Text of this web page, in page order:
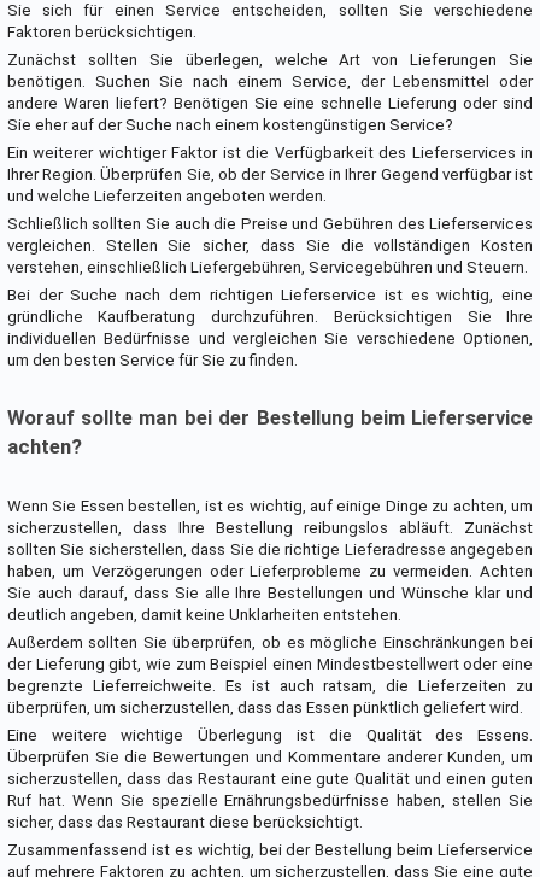
Sie sich für einen Service entscheiden, sollten Sie verschiedene
Faktoren berücksichtigen.
Zunächst sollten Sie überlegen, welche Art von Lieferungen Sie
benötigen. Suchen Sie nach einem Service, der Lebensmittel oder
andere Waren liefert? Benötigen Sie eine schnelle Lieferung oder sind
Sie eher auf der Suche nach einem kostengünstigen Service?
Ein weiterer wichtiger Faktor ist die Verfügbarkeit des Lieferservices in
Ihrer Region. Überprüfen Sie, ob der Service in Ihrer Gegend verfügbar ist
und welche Lieferzeiten angeboten werden.
Schließlich sollten Sie auch die Preise und Gebühren des Lieferservices
vergleichen. Stellen Sie sicher, dass Sie die vollständigen Kosten
verstehen, einschließlich Liefergebühren, Servicegebühren und Steuern.
Bei der Suche nach dem richtigen Lieferservice ist es wichtig, eine
gründliche Kaufberatung durchzuführen. Berücksichtigen Sie Ihre
individuellen Bedürfnisse und vergleichen Sie verschiedene Optionen,
um den besten Service für Sie zu finden.
Worauf sollte man bei der Bestellung beim Lieferservice
achten?
Wenn Sie Essen bestellen, ist es wichtig, auf einige Dinge zu achten, um
sicherzustellen, dass Ihre Bestellung reibungslos abläuft. Zunächst
sollten Sie sicherstellen, dass Sie die richtige Lieferadresse angegeben
haben, um Verzögerungen oder Lieferprobleme zu vermeiden. Achten
Sie auch darauf, dass Sie alle Ihre Bestellungen und Wünsche klar und
deutlich angeben, damit keine Unklarheiten entstehen.
Außerdem sollten Sie überprüfen, ob es mögliche Einschränkungen bei
der Lieferung gibt, wie zum Beispiel einen Mindestbestellwert oder eine
begrenzte Lieferreichweite. Es ist auch ratsam, die Lieferzeiten zu
überprüfen, um sicherzustellen, dass das Essen pünktlich geliefert wird.
Eine weitere wichtige Überlegung ist die Qualität des Essens.
Überprüfen Sie die Bewertungen und Kommentare anderer Kunden, um
sicherzustellen, dass das Restaurant eine gute Qualität und einen guten
Ruf hat. Wenn Sie spezielle Ernährungsbedürfnisse haben, stellen Sie
sicher, dass das Restaurant diese berücksichtigt.
Zusammenfassend ist es wichtig, bei der Bestellung beim Lieferservice
auf mehrere Faktoren zu achten, um sicherzustellen, dass Sie eine gute